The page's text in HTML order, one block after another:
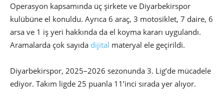
Operasyon kapsamında üç şirkete ve Diyarbekirspor
kulübüne el konuldu. Ayrıca 6 araç, 3 motosiklet, 7 daire, 6
arsa ve 1 iş yeri hakkında da el koyma kararı uygulandı.
Aramalarda çok sayıda dijital materyal ele geçirildi.
Diyarbekirspor, 2025–2026 sezonunda 3. Lig’de mücadele
ediyor. Takım ligde 25 puanla 11’inci sırada yer alıyor.